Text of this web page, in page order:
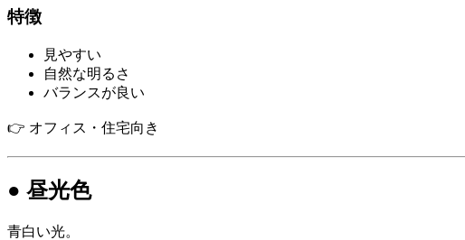
特徴
見やすい
自然な明るさ
バランスが良い
👉 オフィス・住宅向き
● 昼光色
青白い光。